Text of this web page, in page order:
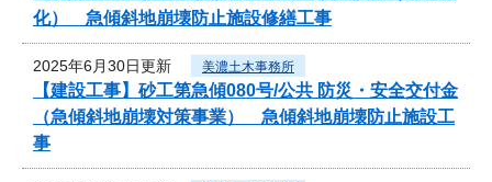
化） 急傾斜地崩壊防止施設修繕工事
2025年6月30日更新 美濃土木事務所
【建設工事】砂工第急傾080号/公共 防災・安全交付金
（急傾斜地崩壊対策事業） 急傾斜地崩壊防止施設工
事